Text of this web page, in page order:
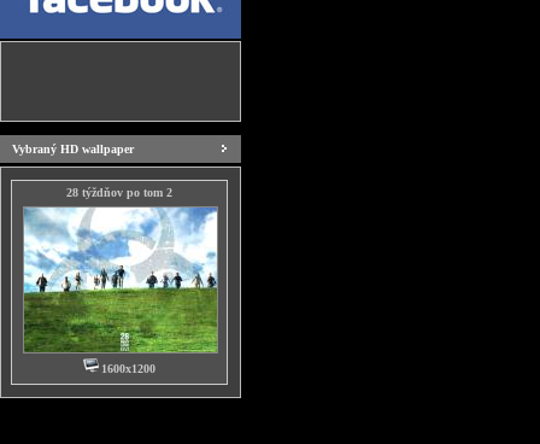
Vybraný HD wallpaper
28 týždňov po tom 2
1600x1200